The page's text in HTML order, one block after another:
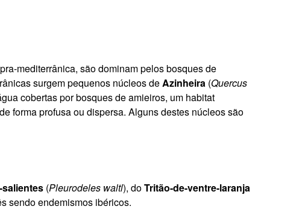
mediterrânica, são dominam pelos bosques de
surgem pequenos núcleos deAzinheira (Quercus
cobertas por bosques de amieiros, um habitat
forma profusa ou dispersa. Alguns destes núcleos são
(Pleurodeles waltl), doTritão-de-ventre-laranja
sendo endemismos ibéricos.